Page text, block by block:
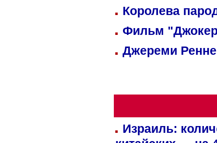
Королева
Фильм
Джереми
Израиль: